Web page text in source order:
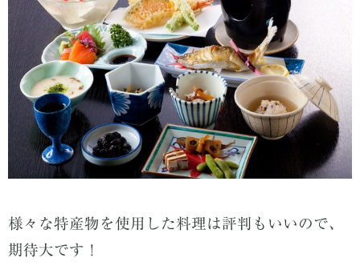
様々な特産物を使用した料理は評判もいいので、
期待大です！